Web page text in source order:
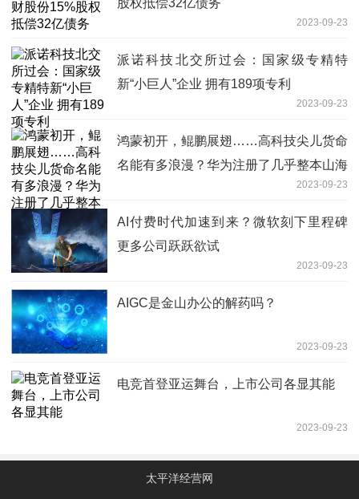
2023-09-23
派诺科技北交所过会：国家级专精特
新“小巨人”企业 拥有189项专利
2023-09-23
鸿蒙初开，鲲鹏展翅……高科技尖儿货命
名能有多浪漫？华为注册了几乎整本山海
2023-09-23
AI付费时代加速到来？微软刻下里程碑
更多公司跃跃欲试
2023-09-23
AIGC是金山办公的解药吗？
2023-09-23
电竞首登亚运舞台，上市公司各显其能
2023-09-23
太平洋经营网